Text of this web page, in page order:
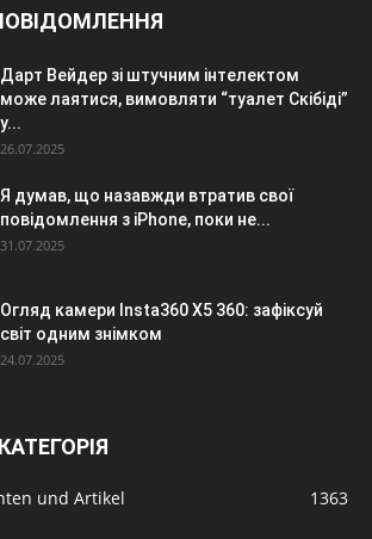
Дарт Вейдер зі штучним інтелектом
може лаятися, вимовляти “туалет Скібіді”
у...
26.07.2025
Я думав, що назавжди втратив свої
повідомлення з iPhone, поки не...
31.07.2025
Огляд камери Insta360 X5 360: зафіксуй
світ одним знімком
24.07.2025
und Artikel 1363